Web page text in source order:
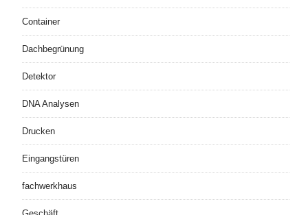
Container
Dachbegrünung
Detektor
DNA Analysen
Drucken
Eingangstüren
fachwerkhaus